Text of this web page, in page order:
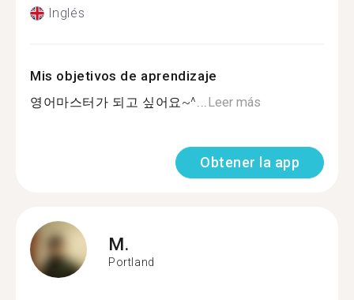
Inglés
Mis objetivos de aprendizaje
영어마스터가 되고 싶어요~^...Leer más
Obtener la app
M.
Portland